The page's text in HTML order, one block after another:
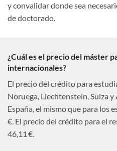
y convalidar donde sea
de doctorado.
¿Cuál es el precio del máster
internacionales?
El precio del crédito para
Noruega, Liechtenstein, Suiza
España, el mismo que para los
€. El precio del crédito para el
46,11 €.